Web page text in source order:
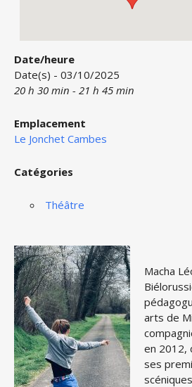
Date/heure
Date(s) - 03/10/2025
20 h 30 min - 21 h 45 min
Emplacement
Le Jonchet Cambes
Catégories
Théâtre
Macha
arts de
en 2012,
ses